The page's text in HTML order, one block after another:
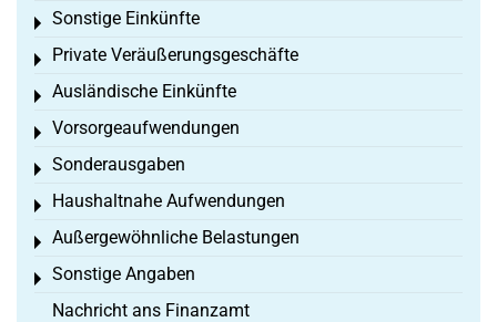
Sonstige Einkünfte
Toggle menu
Private Veräußerungsgeschäfte
Toggle menu
Ausländische Einkünfte
Toggle menu
Vorsorgeaufwendungen
Toggle menu
Sonderausgaben
Toggle menu
Haushaltnahe Aufwendungen
Toggle menu
Außergewöhnliche Belastungen
Toggle menu
Sonstige Angaben
Toggle menu
Nachricht ans Finanzamt